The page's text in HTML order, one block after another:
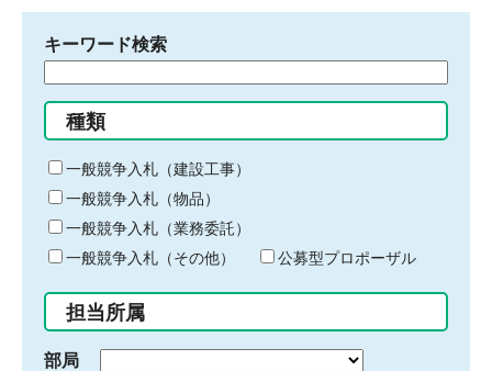
キーワード検索
る
キ
ー
ワ
ー
ド
入
力
種類
一般競争入札（建設工事）
一般競争入札（物品）
一般競争入札（業務委託）
一般競争入札（その他）
公募型プロポーザル
担当所属
部局